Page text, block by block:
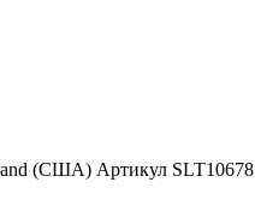
(США) Артикул SLT10678